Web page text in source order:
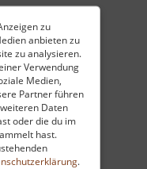
zu
anbieten zu
zu analysieren.
Verwendung
Medien,
Partner führen
Daten
oder die du im
hast.
.
man
über
Wolkensteiner
Wände